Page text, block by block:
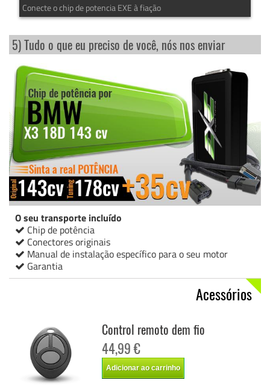
Conecte o chip de potencia EXE à fiação
5) Tudo o que eu preciso de você, nós nos enviar
O seu transporte incluído
Chip de potência
Conectores originais
Manual de instalação específico para o seu motor
Garantia
Acessórios
Control remoto dem fio
44,99 €
Adicionar ao carrinho